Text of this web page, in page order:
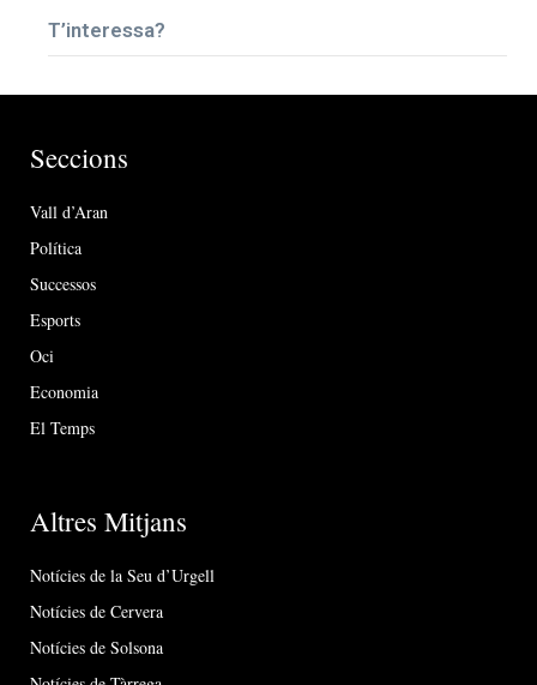
T’interessa?
Seccions
Vall d’Aran
Política
Successos
Esports
Oci
Economia
El Temps
Altres Mitjans
Notícies de la Seu d’Urgell
Notícies de Cervera
Notícies de Solsona